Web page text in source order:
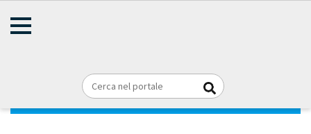
Home
ANNA RITA BRIGANTI